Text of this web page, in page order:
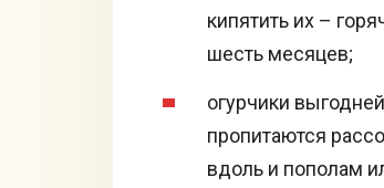
кипятить их –
шесть месяцев;
огурчики
пропитаются
вдоль и пополам